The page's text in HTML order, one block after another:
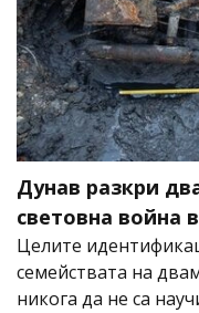
Дунав разкри
световна война
Целите
семействата на
никога да не са